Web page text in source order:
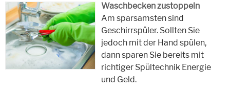
Waschbecken zustoppeln
Am sparsamsten sind
Geschirrspüler. Sollten Sie
jedoch mit der Hand spülen,
dann sparen Sie bereits mit
richtiger Spültechnik Energie
und Geld.